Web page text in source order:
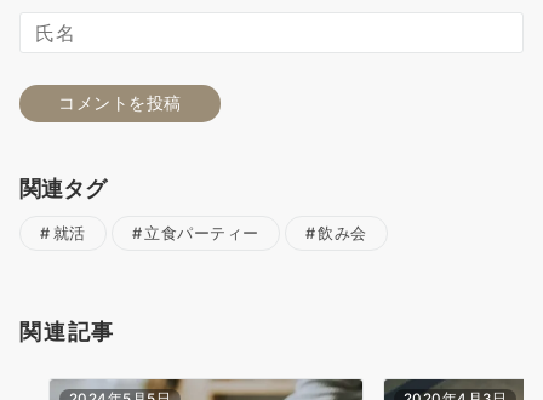
関連タグ
就活 立食パーティー 飲み会
関連記事